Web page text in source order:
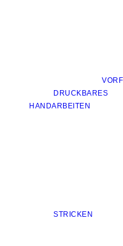
DRUCKBARES
HANDARBEITEN
STRICKEN